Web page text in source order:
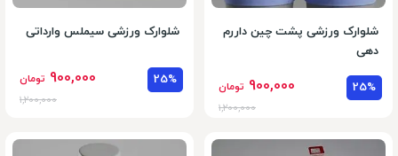
شلوارک ورزشی پشت چین داررم
دهی
25%
900,000 تومان
1,200,000
شلوارک ورزشی سیملس وارداتی
25%
900,000 تومان
1,200,000